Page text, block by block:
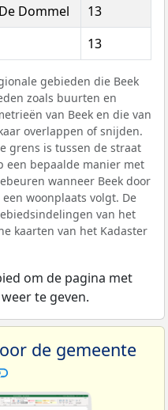
Dommel
13
13
gebieden die Beek
zoals buurten en
van Beek en die van
overlappen of snijden.
grens is tussen de straat
een bepaalde manier met
wanneer Beek door
woonplaats volgt. De
van het
kaarten van het Kadaster
om de pagina met
te geven.
de gemeente